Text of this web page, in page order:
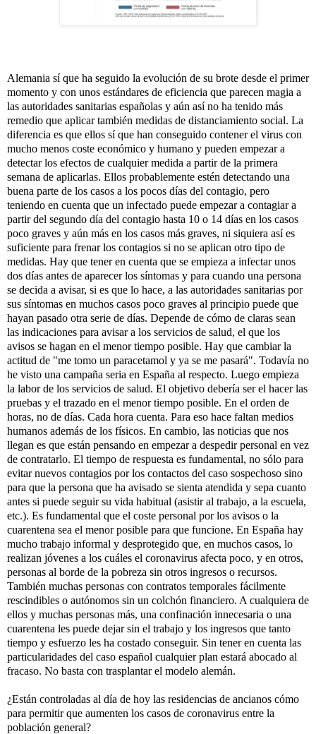
Alemania sí que ha seguido la evolución de su brote desde el primer
momento y con unos estándares de eficiencia que parecen magia a
las autoridades sanitarias españolas y aún así no ha tenido más
remedio que aplicar también medidas de distanciamiento social. La
diferencia es que ellos sí que han conseguido contener el virus con
mucho menos coste económico y humano y pueden empezar a
detectar los efectos de cualquier medida a partir de la primera
semana de aplicarlas. Ellos probablemente estén detectando una
buena parte de los casos a los pocos días del contagio, pero
teniendo en cuenta que un infectado puede empezar a contagiar a
partir del segundo día del contagio hasta 10 o 14 días en los casos
poco graves y aún más en los casos más graves, ni siquiera así es
suficiente para frenar los contagios si no se aplican otro tipo de
medidas. Hay que tener en cuenta que se empieza a infectar unos
dos días antes de aparecer los síntomas y para cuando una persona
se decida a avisar, si es que lo hace, a las autoridades sanitarias por
sus síntomas en muchos casos poco graves al principio puede que
hayan pasado otra serie de días. Depende de cómo de claras sean
las indicaciones para avisar a los servicios de salud, el que los
avisos se hagan en el menor tiempo posible. Hay que cambiar la
actitud de "me tomo un paracetamol y ya se me pasará". Todavía no
he visto una campaña seria en España al respecto. Luego empieza
la labor de los servicios de salud. El objetivo debería ser el hacer las
pruebas y el trazado en el menor tiempo posible. En el orden de
horas, no de días. Cada hora cuenta. Para eso hace faltan medios
humanos además de los físicos. En cambio, las noticias que nos
llegan es que están pensando en empezar a despedir personal en vez
de contratarlo. El tiempo de respuesta es fundamental, no sólo para
evitar nuevos contagios por los contactos del caso sospechoso sino
para que la persona que ha avisado se sienta atendida y sepa cuanto
antes si puede seguir su vida habitual (asistir al trabajo, a la escuela,
etc.). Es fundamental que el coste personal por los avisos o la
cuarentena sea el menor posible para que funcione. En España hay
mucho trabajo informal y desprotegido que, en muchos casos, lo
realizan jóvenes a los cuáles el coronavirus afecta poco, y en otros,
personas al borde de la pobreza sin otros ingresos o recursos.
También muchas personas con contratos temporales fácilmente
rescindibles o autónomos sin un colchón financiero. A cualquiera de
ellos y muchas personas más, una confinación innecesaria o una
cuarentena les puede dejar sin el trabajo y los ingresos que tanto
tiempo y esfuerzo les ha costado conseguir. Sin tener en cuenta las
particularidades del caso español cualquier plan estará abocado al
fracaso. No basta con trasplantar el modelo alemán.
¿Están controladas al día de hoy las residencias de ancianos cómo
para permitir que aumenten los casos de coronavirus entre la
población general?